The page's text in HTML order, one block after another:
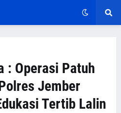
: Operasi Patuh
Jember
Tertib Lalin